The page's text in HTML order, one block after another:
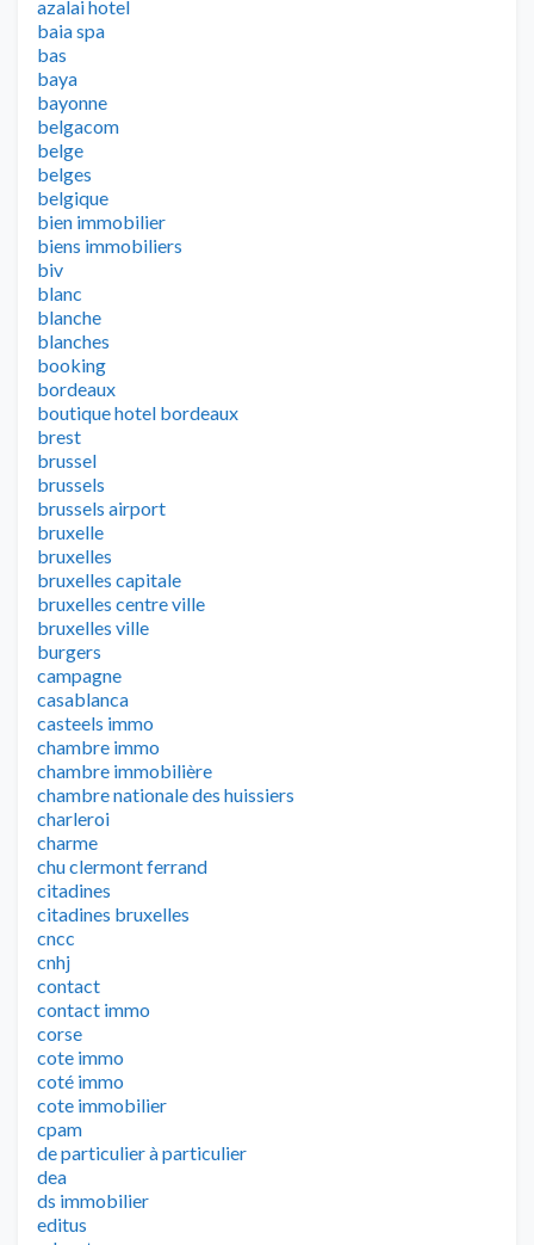
azalai hotel
baia spa
bas
baya
bayonne
belgacom
belge
belges
belgique
bien immobilier
biens immobiliers
biv
blanc
blanche
blanches
booking
bordeaux
boutique hotel bordeaux
brest
brussel
brussels
brussels airport
bruxelle
bruxelles
bruxelles capitale
bruxelles centre ville
bruxelles ville
burgers
campagne
casablanca
casteels immo
chambre immo
chambre immobilière
chambre nationale des huissiers
charleroi
charme
chu clermont ferrand
citadines
citadines bruxelles
cncc
cnhj
contact
contact immo
corse
cote immo
coté immo
cote immobilier
cpam
de particulier à particulier
dea
ds immobilier
editus